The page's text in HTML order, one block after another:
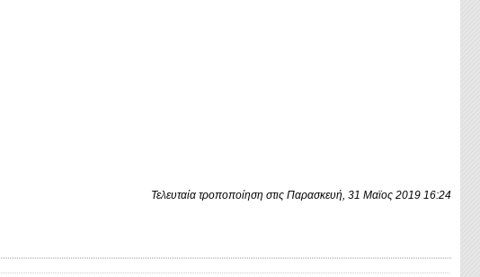
Τελευταία τροποποίηση στις Παρασκευή, 31 Μαϊος 2019 16:24